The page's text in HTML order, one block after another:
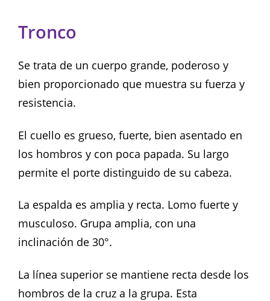
Tronco
Se trata de un cuerpo grande, poderoso y
bien proporcionado que muestra su fuerza y ​​
resistencia.
El cuello es grueso, fuerte, bien asentado en
los hombros y con poca papada. Su largo
permite el porte distinguido de su cabeza.
La espalda es amplia y recta. Lomo fuerte y
musculoso. Grupa amplia, con una
inclinación de 30°.
La línea superior se mantiene recta desde los
hombros de la cruz a la grupa. Esta